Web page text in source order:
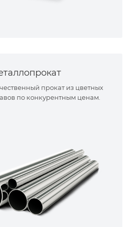
прокат из цветных
по конкурентным ценам.